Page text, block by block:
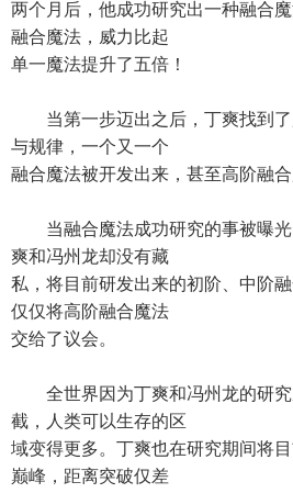
两个月后，他成功研究出一种融合
融合魔法，威力比起
单一魔法提升了五倍！
当第一步迈出之后，丁爽找到了
与规律，一个又一个
融合魔法被开发出来，甚至高阶融
当融合魔法成功研究的事被曝光
爽和冯州龙却没有藏
私，将目前研发出来的初阶、中阶
仅仅将高阶融合魔法
交给了议会。
全世界因为丁爽和冯州龙的研究
截，人类可以生存的区
域变得更多。丁爽也在研究期间将
巅峰，距离突破仅差